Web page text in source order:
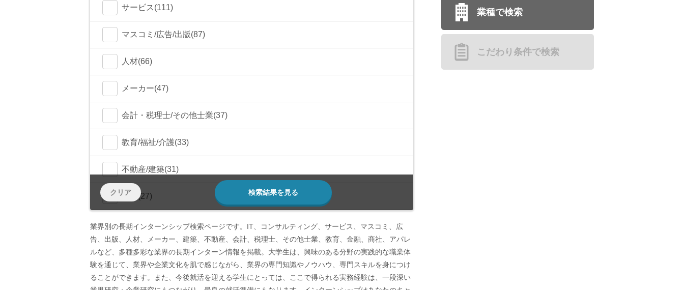
サービス(111)
マスコミ/広告/出版(87)
人材(66)
メーカー(47)
会計・税理士/その他士業(37)
教育/福祉/介護(33)
不動産/建築(31)
商社(27)
金融/FinTech(17)
官公庁・NPO・NGO(2)
海外(2)
クリア 検索結果を見る
業界別の長期インターンシップ検索ページです。IT、コンサルティング、サービス、マスコミ、広
告、出版、人材、メーカー、建築、不動産、会計、税理士、その他士業、教育、金融、商社、アパレ
ルなど、多種多彩な業界の長期インターン情報を掲載。大学生は、興味のある分野の実践的な職業体
験を通じて、業界や企業文化を肌で感じながら、業界の専門知識やノウハウ、専門スキルを身につけ
ることができます。また、今後就活を迎える学生にとっては、ここで得られる実務経験は、一段深い
業種で検索
こだわり条件で検索